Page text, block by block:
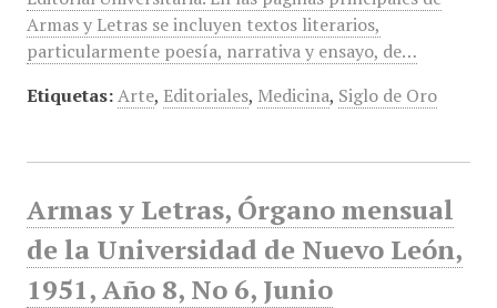
Armas y Letras se incluyen textos literarios,
particularmente poesía, narrativa y ensayo, de…
Etiquetas: Arte, Editoriales, Medicina, Siglo de Oro
Armas y Letras, Órgano mensual
de la Universidad de Nuevo León,
1951, Año 8, No 6, Junio